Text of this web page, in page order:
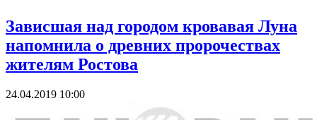
Зависшая над городом кровавая Луна
напомнила о древних пророчествах
жителям Ростова
24.04.2019 10:00